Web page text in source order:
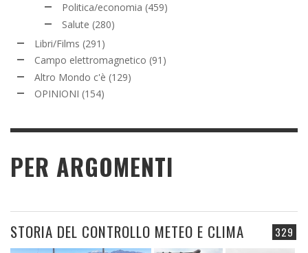
Politica/economia (459)
Salute (280)
Libri/Films (291)
Campo elettromagnetico (91)
Altro Mondo c'è (129)
OPINIONI (154)
PER ARGOMENTI
329
STORIA DEL CONTROLLO METEO E CLIMA